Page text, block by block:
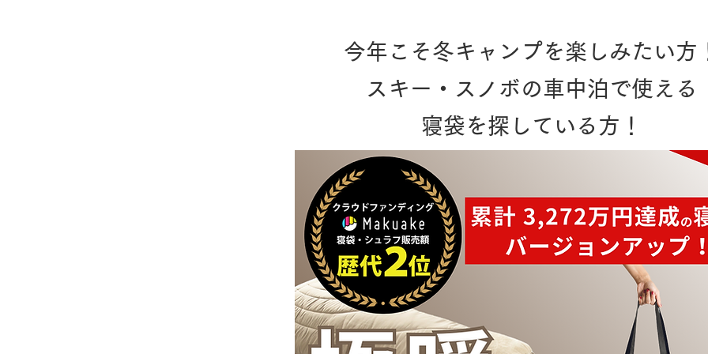
今年こそ冬キャンプを楽しみたい方
スキー・スノボの車中泊で使える
寝袋を探している方！